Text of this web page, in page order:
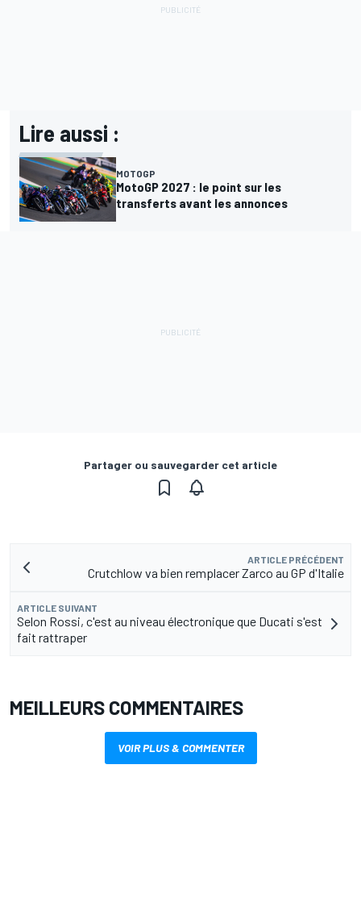
Lire aussi :
MOTOGP
MotoGP 2027 : le point sur les
transferts avant les annonces
Partager ou sauvegarder cet article
ARTICLE PRÉCÉDENT
Crutchlow va bien remplacer Zarco au GP d'Italie
ARTICLE SUIVANT
Selon Rossi, c'est au niveau électronique que Ducati s'est
fait rattraper
MEILLEURS COMMENTAIRES
VOIR PLUS & COMMENTER